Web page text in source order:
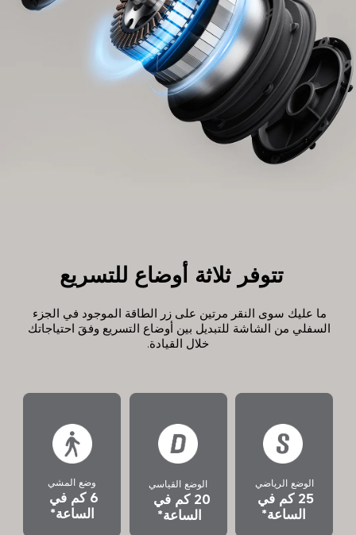
تتوفر ثلاثة أوضاع للتسريع
ما عليك سوى النقر مرتين على زر الطاقة الموجود في الجزء
السفلي من الشاشة للتبديل بين أوضاع التسريع وفقَ احتياجاتك
خلال القيادة.
وضع المشي
6 كم في
الساعة*
الوضع القياسي
20 كم في
الساعة*
الوضع الرياضي
25 كم في
الساعة*